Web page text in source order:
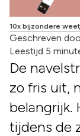
10x bijzondere
Geschreven
Leestijd 5
De
zo fris uit,
belangrijk.
tijdens de